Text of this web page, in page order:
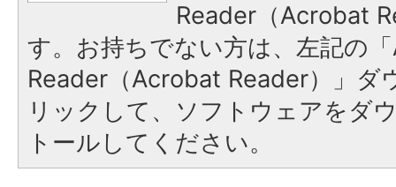
Reader（Acrobat
す。お持ちでない方は、左記の
Reader（Acrobat Reader）」ダ
リックして、ソフトウェアをダ
トールしてください。